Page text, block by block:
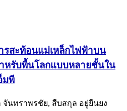
รสะท้อนแม่เหล็กไฟฟ้าบน
หรับพื้นโลกแบบหลายชั้นใน
มพี
นทราพรชัย, สืบสกุล อยู่ยืนยง